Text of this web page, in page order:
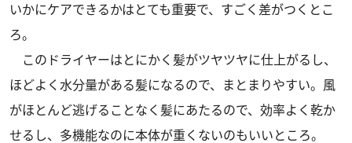
いかにケアできるかはとても重要で、すごく差がつくとこ
ろ。
このドライヤーはとにかく髪がツヤツヤに仕上がるし、
ほどよく水分量がある髪になるので、まとまりやすい。風
がほとんど逃げることなく髪にあたるので、効率よく乾か
せるし、多機能なのに本体が重くないのもいいところ。